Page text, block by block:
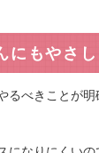
にもやさ
るべきことが